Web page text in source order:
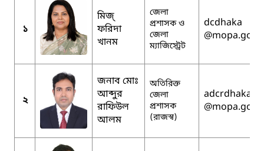
১
মিজ্‌
ফরিদা
খানম
জেলা
প্রশাসক ও
জেলা
ম্যাজিস্ট্রেট
dcdhaka
২
জনাব মোঃ
আব্দুর
রাফিউল
আলম
অতিরিক্ত
জেলা
প্রশাসক
(রাজস্ব)
adcrdhaka